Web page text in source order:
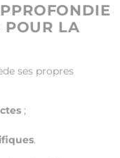
POUR LA
ses propres
;
.